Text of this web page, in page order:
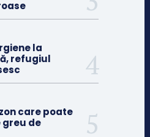
la
refugiul
care poate
de